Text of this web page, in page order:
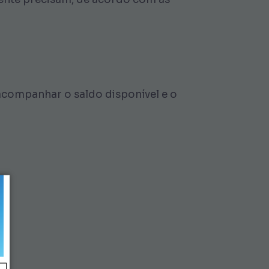
o saldo disponível e o